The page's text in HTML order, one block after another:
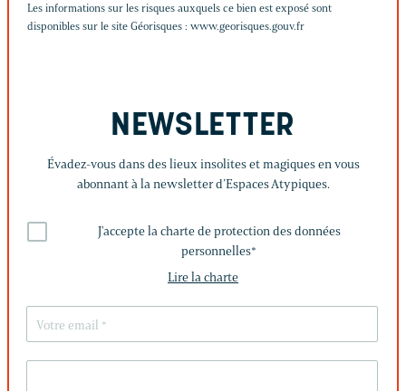
Les informations sur les risques auxquels ce bien est exposé sont
disponibles sur le site Géorisques : www.georisques.gouv.fr
NEWSLETTER
Évadez-vous dans des lieux insolites et magiques en vous
abonnant à la newsletter d’Espaces Atypiques.
J'accepte la charte de protection des données
personnelles*
Lire la charte